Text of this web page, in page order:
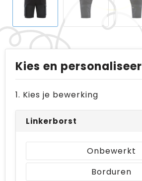
Kies en personaliseer
1. Kies je bewerking
Linkerborst
Onbewerkt
Borduren